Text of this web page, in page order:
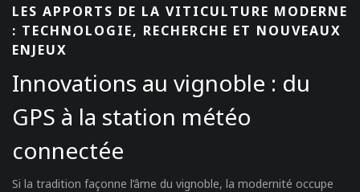
LES APPORTS DE LA VITICULTURE MODERNE
: TECHNOLOGIE, RECHERCHE ET NOUVEAUX
ENJEUX
Innovations au vignoble : du
GPS à la station météo
connectée
Si la tradition façonne l’âme du vignoble, la modernité occupe